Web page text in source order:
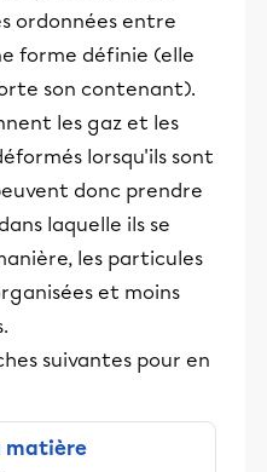
ordonnées entre
forme définie (elle
son contenant).
les gaz et les
lorsqu'ils sont
donc prendre
laquelle ils se
les particules
et moins
suivantes pour en
matière